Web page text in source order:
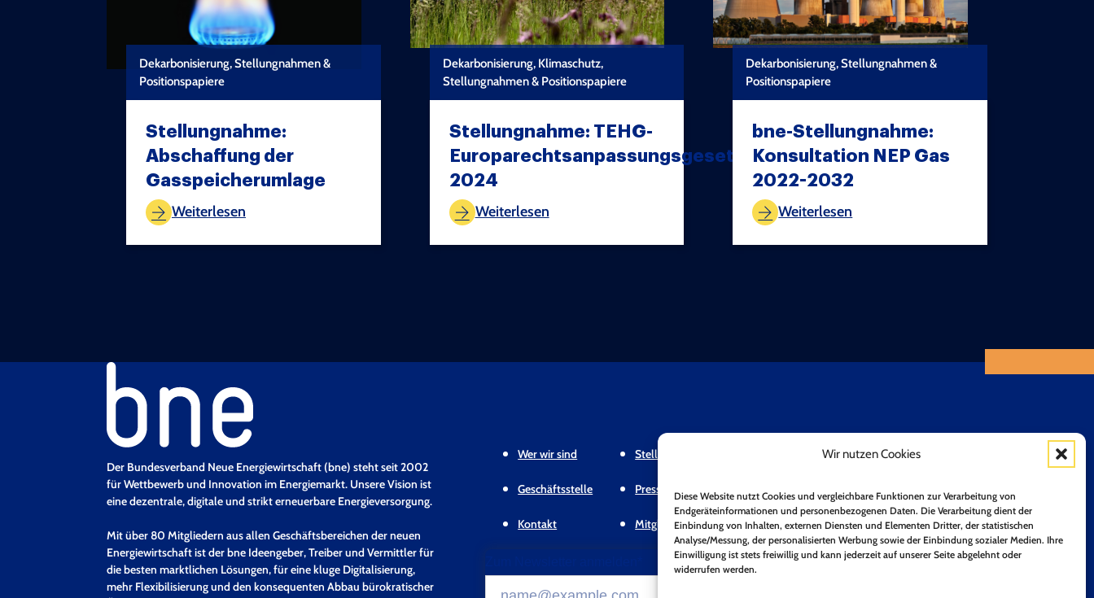
Wir nutzen Cookies
Diese Website nutzt Cookies und vergleichbare Funktionen zur Verarbeitung von
Endgeräteinformationen und personenbezogenen Daten. Die Verarbeitung dient der
Einbindung von Inhalten, externen Diensten und Elementen Dritter, der statistischen
Analyse/Messung, der personalisierten Werbung sowie der Einbindung sozialer Medien. Ihre
Einwilligung ist stets freiwillig und kann jederzeit auf unserer Seite abgelehnt oder
widerrufen werden.
Dekarbonisierung, Stellungnahmen &
Positionspapiere
Stellungnahme:
Abschaffung der
Gasspeicherumlage
Weiterlesen
TEST COPYRIGHT
Dekarbonisierung, Klimaschutz,
Stellungnahmen & Positionspapiere
Stellungnahme: TEHG-
Europarechtsanpassungsgesetz
2024
Weiterlesen
Dekarbonisierung, Stellungnahmen &
Positionspapiere
bne-Stellungnahme:
Konsultation NEP Gas
2022-2032
Weiterlesen
Der Bundesverband Neue Energiewirtschaft (bne) steht seit 2002
für Wettbewerb und Innovation im Energiemarkt. Unsere Vision ist
eine dezentrale, digitale und strikt erneuerbare Energieversorgung.
Mit über 80 Mitgliedern aus allen Geschäftsbereichen der neuen
Energiewirtschaft ist der bne Ideengeber, Treiber und Vermittler für
die besten marktlichen Lösungen, für eine kluge Digitalisierung,
mehr Flexibilisierung und den konsequenten Abbau bürokratischer
Wer wir sind Stellungnahmen & Positionspapiere Unsere Mitglieder
Geschäftsstelle Pressemitteilungen Mitglied werden
Kontakt Mitgliederbereich